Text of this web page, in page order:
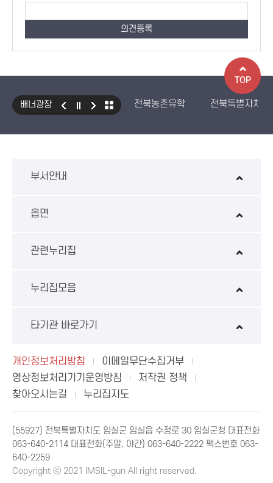
배너광장 전북농촌유학
전북특별자치
부서안내
읍면
관련누리집
누리집모음
타기관 바로가기
개인정보처리방침
이메일무단수집거부
영상정보처리기기운영방침
저작권 정책
찾아오시는길
누리집지도
(55927) 전북특별자치도 임실군 임실읍 수정로 30 임실군청 대표전화
063-640-2114 대표전화(주말, 야간) 063-640-2222 팩스번호 063-
640-2259
Copyright ⓒ 2021 IMSIL-gun All right reserved.
TOP